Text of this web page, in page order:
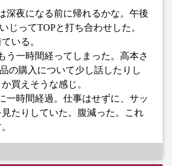
深夜になる前に帰れるかな。午後
じってTOPと打ち合わせした。
いる。
う一時間経ってしまった。高本さ
の購入について少し話したりし
買えそうな感じ。
一時間経過。仕事はせずに、サッ
見たりしていた。腹減った。これ